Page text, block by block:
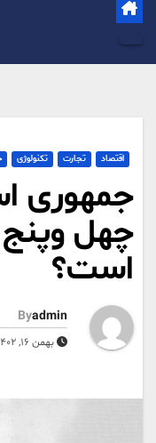
اقتصاد تجارت تکنولوژی
جمهوری
چهل
است؟
Byadmin
بهمن 16, 1402